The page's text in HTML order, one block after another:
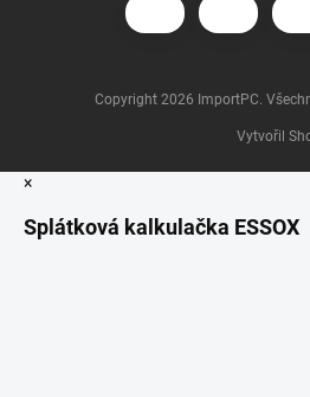
Vytvořil
Copyright 2026 ImportPC.
×
Splátková kalkulačka ESSOX